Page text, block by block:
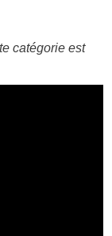
catégorie est